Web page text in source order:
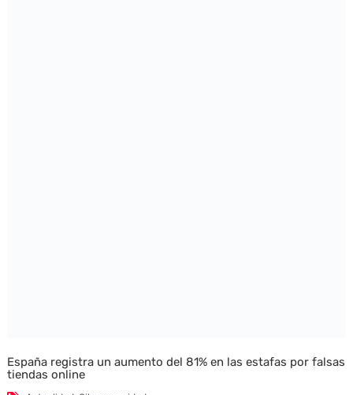
España registra un aumento del 81% en las estafas por falsas
tiendas online